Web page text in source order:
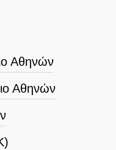
Αθηνών
Αθηνών